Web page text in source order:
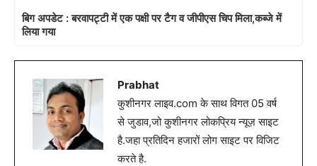
बिग अपडेट : बरवापट्टी में एक पक्षी पर टैग व जीपीएस चिप मिला,कब्जे में
लिया गया
Prabhat
कुशीनगर लाइव.com के साथ विगत 05 वर्ष
से जुडाव,जो कुशीनगर लोकप्रिय न्यूज़ साइट
है.जहा प्रतिदिन हजारों लोग साइट पर विजिट
करते है.